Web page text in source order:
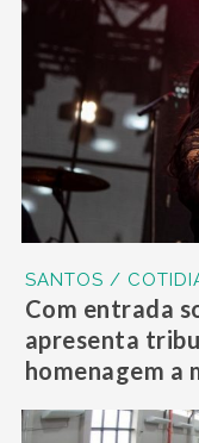
SANTOS /
Com entrada
apresenta
homenagem a